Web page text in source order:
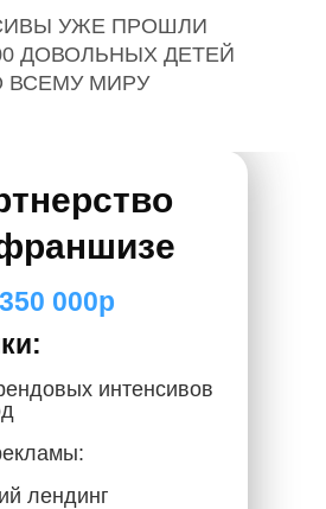
УЖЕ ПРОШЛИ
ДОВОЛЬНЫХ ДЕТЕЙ
ВСЕМУ МИРУ
350 000р
интенсивов
лендинг